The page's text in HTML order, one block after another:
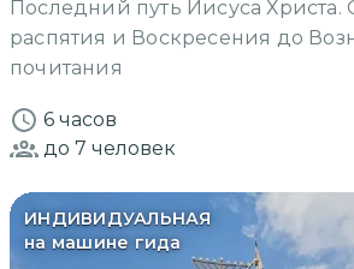
Последний путь Иисуса Христа.
распятия и Воскресения до
почитания
6 часов
до 7 человек
ИНДИВИДУАЛЬНАЯ
на машине гида